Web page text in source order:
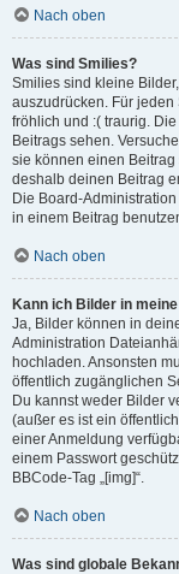
Nach oben
Was sind Smilies?
Smilies sind kleine
auszudrücken. Für
fröhlich und :( traurig.
Beitrags sehen.
sie können einen
deshalb deinen Beitrag
Die Board-
in einem Beitrag
Nach oben
Kann ich Bilder in
Ja, Bilder können in
Administration
hochladen. Ansonsten
öffentlich zugänglichen
Du kannst weder Bilder
(außer es ist ein
einer Anmeldung
einem Passwort
BBCode-Tag „[img]“.
Nach oben
Was sind globale